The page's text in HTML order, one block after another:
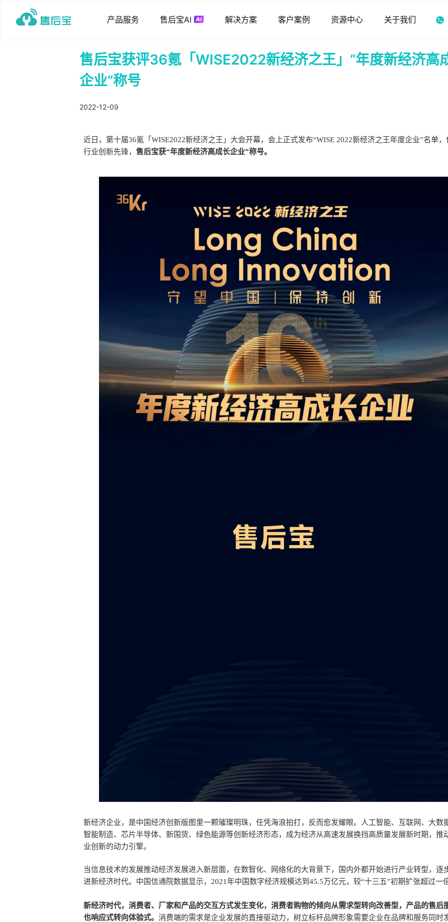
产品服务 售后宝AI 解决方案 客户案例 资源中心 关于我们
售后宝获评36氪「WISE2022新经济之王」“年度新经济高
企业”称号
2022-12-09
近日，第十届36氪「WISE2022新经济之王」大会开幕，会上正式发布“WISE 2022新经济之王年度企业”名单，
行业创新先锋， 售后宝获“年度新经济高成长企业”称号。
新经济企业，是中国经济创新版图里一颗璀璨明珠，任凭海浪拍打，反而愈发耀眼。人工智能、互联网、大数
智能制造、芯片半导体、新国货、绿色能源等创新经济形态，成为经济从高速发展换挡高质量发展新时期，推
业创新的动力引擎。
当信息技术的发展推动经济发展进入新层面，在数智化、网络化的大背景下，国内外都开始进行产业转型，逐
进新经济时代。中国信通院数据显示，2021年中国数字经济规模达到45.5万亿元，较“十三五”初期扩张超过一
新经济时代，消费者、厂家和产品的交互方式发生变化，消费者购物的倾向从需求型转向改善型，产品的售后
也响应式转向体验式。 消费端的需求是企业发展的直接驱动力，树立标杆品牌形象需要企业在品牌和服务同时